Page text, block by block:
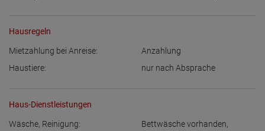
Hausregeln
Mietzahlung bei Anreise:
Anzahlung
Haustiere:
nur nach Absprache
Haus-Dienstleistungen
Wäsche, Reinigung: Bettwäsche vorhanden,